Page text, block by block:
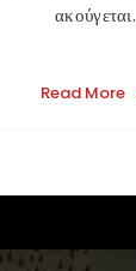
ακούγεται.
Read More